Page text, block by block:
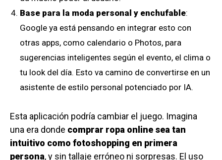
Base para la moda personal y enchufable:
Google ya está pensando en integrar esto con
otras apps, como calendario o Photos, para
sugerencias inteligentes según el evento, el clima o
tu look del día. Esto va camino de convertirse en un
asistente de estilo personal potenciado por IA.
Esta aplicación podría cambiar el juego. Imagina
una era donde comprar ropa online sea tan
intuitivo como fotoshopping en primera
persona, y sin tallaje erróneo ni sorpresas. El uso